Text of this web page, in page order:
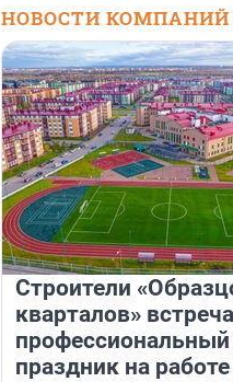
НОВОСТИ КОМПАНИЙ
Строители
кварталов»
профессиональный
праздник на работе